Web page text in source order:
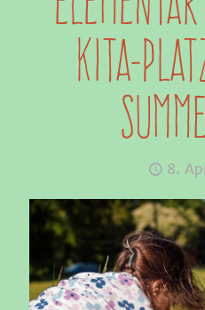
KITA-
8.